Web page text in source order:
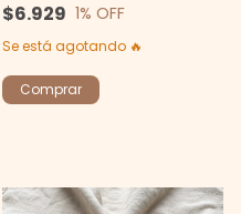
$6.929 1% OFF
Se está agotando 🔥
Comprar